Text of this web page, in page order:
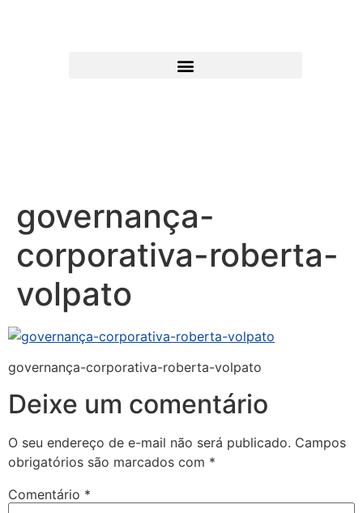
governança-
corporativa-roberta-
volpato
governança-corporativa-roberta-volpato
Deixe um comentário
O seu endereço de e-mail não será publicado. Campos
obrigatórios são marcados com *
Comentário *